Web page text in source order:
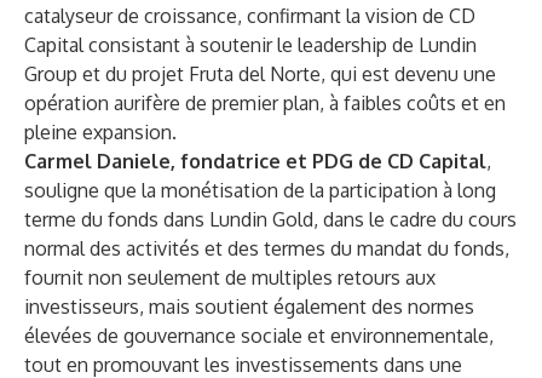
catalyseur de croissance, confirmant la vision de CD
Capital consistant à soutenir le leadership de Lundin
Group et du projet Fruta del Norte, qui est devenu une
opération aurifère de premier plan, à faibles coûts et en
pleine expansion.
Carmel Daniele, fondatrice et PDG de CD Capital,
souligne que la monétisation de la participation à long
terme du fonds dans Lundin Gold, dans le cadre du cours
normal des activités et des termes du mandat du fonds,
fournit non seulement de multiples retours aux
investisseurs, mais soutient également des normes
élevées de gouvernance sociale et environnementale,
tout en promouvant les investissements dans une